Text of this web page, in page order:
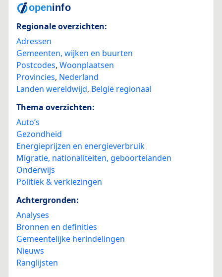
Regionale overzichten:
Adressen
Gemeenten, wijken en buurten
Postcodes, Woonplaatsen
Provincies, Nederland
Landen wereldwijd, België regionaal
Thema overzichten:
Auto’s
Gezondheid
Energieprijzen en energieverbruik
Migratie, nationaliteiten, geboortelanden
Onderwijs
Politiek & verkiezingen
Achtergronden:
Analyses
Bronnen en definities
Gemeentelijke herindelingen
Nieuws
Ranglijsten